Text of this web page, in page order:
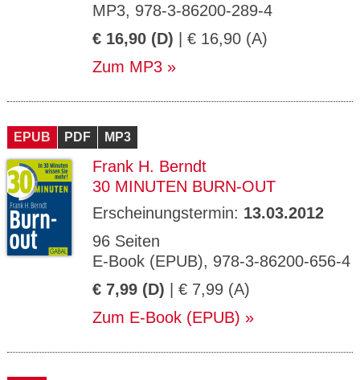
MP3, 978-3-86200-289-4
€ 16,90 (D) | € 16,90 (A)
Zum MP3
EPUB PDF MP3
Frank H. Berndt
30 MINUTEN BURN-OUT
Erscheinungstermin: 13.03.2012
96 Seiten
E-Book (EPUB), 978-3-86200-656-4
€ 7,99 (D) | € 7,99 (A)
Zum E-Book (EPUB)